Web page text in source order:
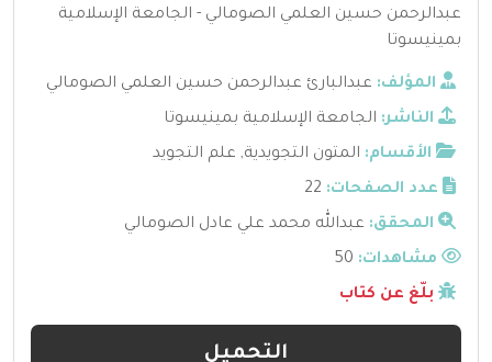
عبدالرحمن حسين العلمي الصومالي - الجامعة الإسلامية
بمينيسوتا
المؤلف: عبدالبارئ عبدالرحمن حسين العلمي الصومالي
الناشر: الجامعة الإسلامية بمينيسوتا
الأقسام: المتون التجويدية, علم التجويد
عدد الصفحات: 22
المحقق: عبدالله محمد علي عادل الصومالي
مشاهدات:
بلّغ عن كتاب
التحميل